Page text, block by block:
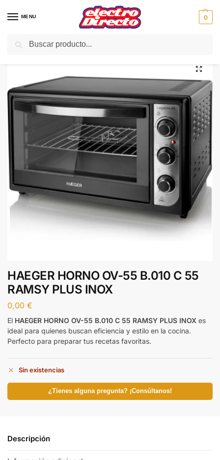
MENU 0
Inicio PAE / Cocina / Hornos de Sobremesa
HAEGER HORNO OV-55 B.010 C 55
RAMSY PLUS INOX
0,00 €
El HAEGER HORNO OV-55 B.010 C 55 RAMSY PLUS INOX es
ideal para quienes buscan eficiencia y estilo en la cocina.
Perfecto para preparar tus recetas favoritas.
Sin existencias
¿Tienes alguna pregunta? ¡Consúltanos!
Descripción